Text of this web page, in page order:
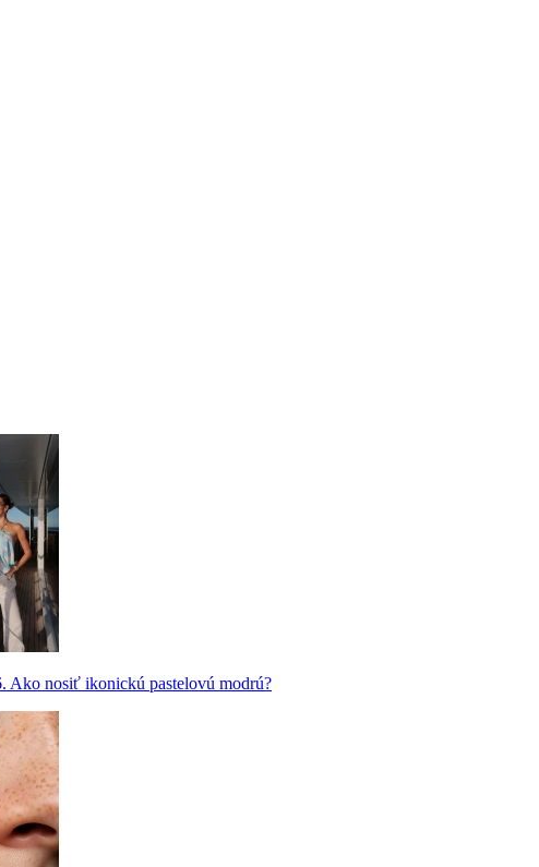
Ako nosiť ikonickú pastelovú modrú?